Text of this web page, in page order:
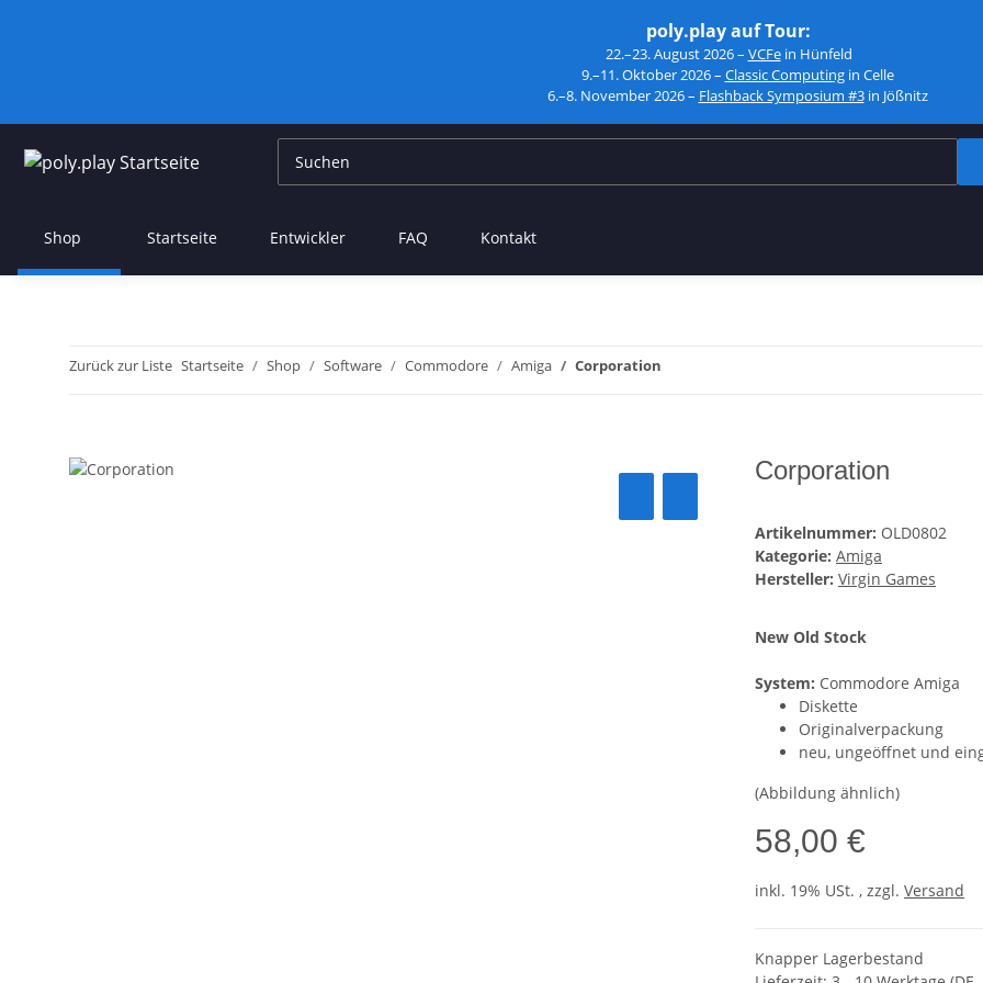
poly.play auf Tour:
22.–23. August 2026 – VCFein Hünfeld
9.–11. Oktober 2026 – Classic Computingin Celle
6.–8. November 2026 – Flashback Symposium #3in Jößnitz
Shop Startseite Entwickler FAQ Kontakt
Zurück zur Liste Startseite Shop Software Commodore Amiga Corporation
Corporation
Artikelnummer: OLD0802
Kategorie: Amiga
Hersteller: Virgin Games
New Old Stock
System: Commodore Amiga
Diskette
Originalverpackung
neu, ungeöffnet und
(Abbildung ähnlich)
58,00 €
inkl. 19% USt. , zzgl. Versand
Knapper Lagerbestand